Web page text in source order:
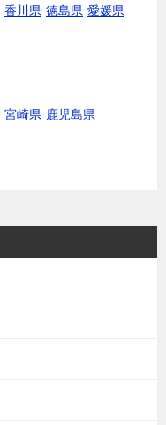
香川県 徳島県 愛媛県
宮崎県 鹿児島県